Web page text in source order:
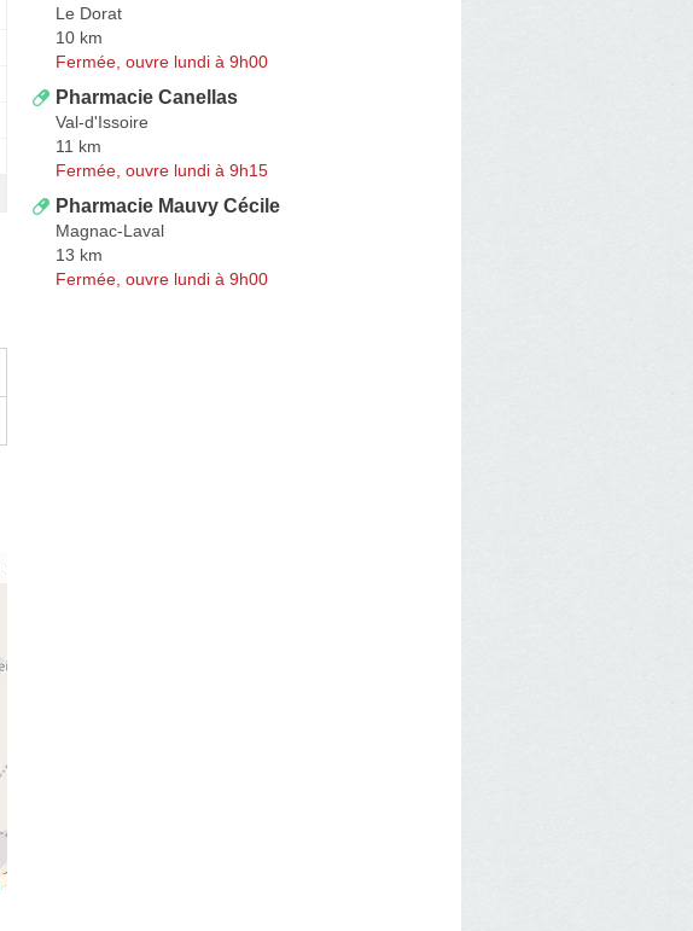
Le Dorat
10 km
Fermée, ouvre lundi à 9h00
Pharmacie Canellas
Val-d'Issoire
11 km
Fermée, ouvre lundi à 9h15
Pharmacie Mauvy Cécile
Magnac-Laval
13 km
Fermée, ouvre lundi à 9h00